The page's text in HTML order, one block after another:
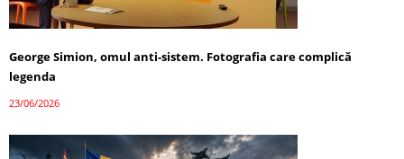
George Simion, omul anti-sistem. Fotografia care complică
legenda
23/06/2026